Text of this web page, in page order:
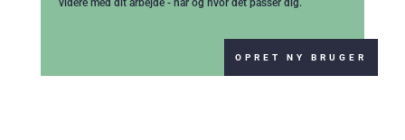
videre med dit arbejde - når og hvor det passer dig.
OPRET NY BRUGER